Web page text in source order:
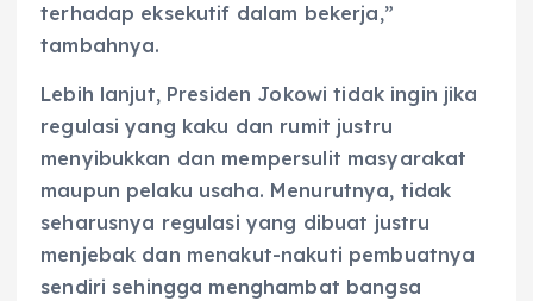
terhadap eksekutif dalam bekerja,”
tambahnya.
Lebih lanjut, Presiden Jokowi tidak ingin jika
regulasi yang kaku dan rumit justru
menyibukkan dan mempersulit masyarakat
maupun pelaku usaha. Menurutnya, tidak
seharusnya regulasi yang dibuat justru
menjebak dan menakut-nakuti pembuatnya
sendiri sehingga menghambat bangsa